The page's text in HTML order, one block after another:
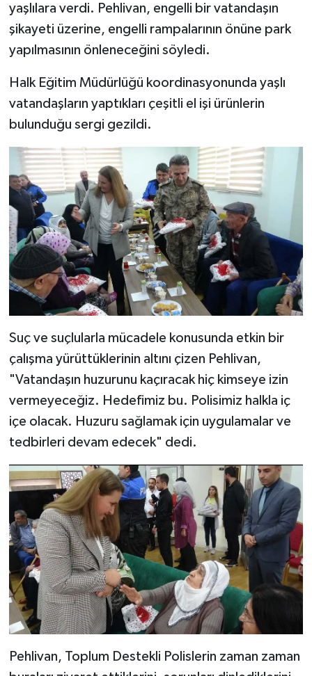
yaşlılara verdi. Pehlivan, engelli bir vatandaşın
şikayeti üzerine, engelli rampalarının önüne park
yapılmasının önleneceğini söyledi.
Halk Eğitim Müdürlüğü koordinasyonunda yaşlı
vatandaşların yaptıkları çeşitli el işi ürünlerin
bulunduğu sergi gezildi.
Suç ve suçlularla mücadele konusunda etkin bir
çalışma yürüttüklerinin altını çizen Pehlivan,
"Vatandaşın huzurunu kaçıracak hiç kimseye izin
vermeyeceğiz. Hedefimiz bu. Polisimiz halkla iç
içe olacak. Huzuru sağlamak için uygulamalar ve
tedbirleri devam edecek" dedi.
Pehlivan, Toplum Destekli Polislerin zaman zaman